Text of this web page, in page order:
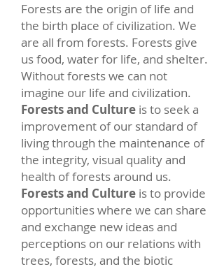
Forests are the origin of life and
the birth place of civilization. We
are all from forests. Forests give
us food, water for life, and shelter.
Without forests we can not
imagine our life and civilization.
Forests and Culture is to seek a
improvement of our standard of
living through the maintenance of
the integrity, visual quality and
health of forests around us.
Forests and Culture is to provide
opportunities where we can share
and exchange new ideas and
perceptions on our relations with
trees, forests, and the biotic